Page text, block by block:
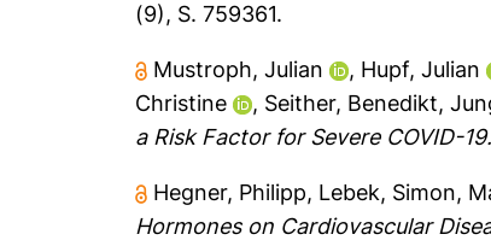
(9), S. 759361.
Mustroph, Julian , Hupf, Julian
Christine
, Seither, Benedikt,
a Risk Factor for Severe COVID-19.
Hegner, Philipp, Lebek, Simon,
Hormones on Cardiovascular